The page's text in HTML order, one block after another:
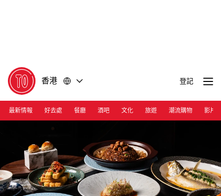
香港 登記
最新情報 好去處 餐廳 酒吧 文化 旅遊 潮流購物 影片